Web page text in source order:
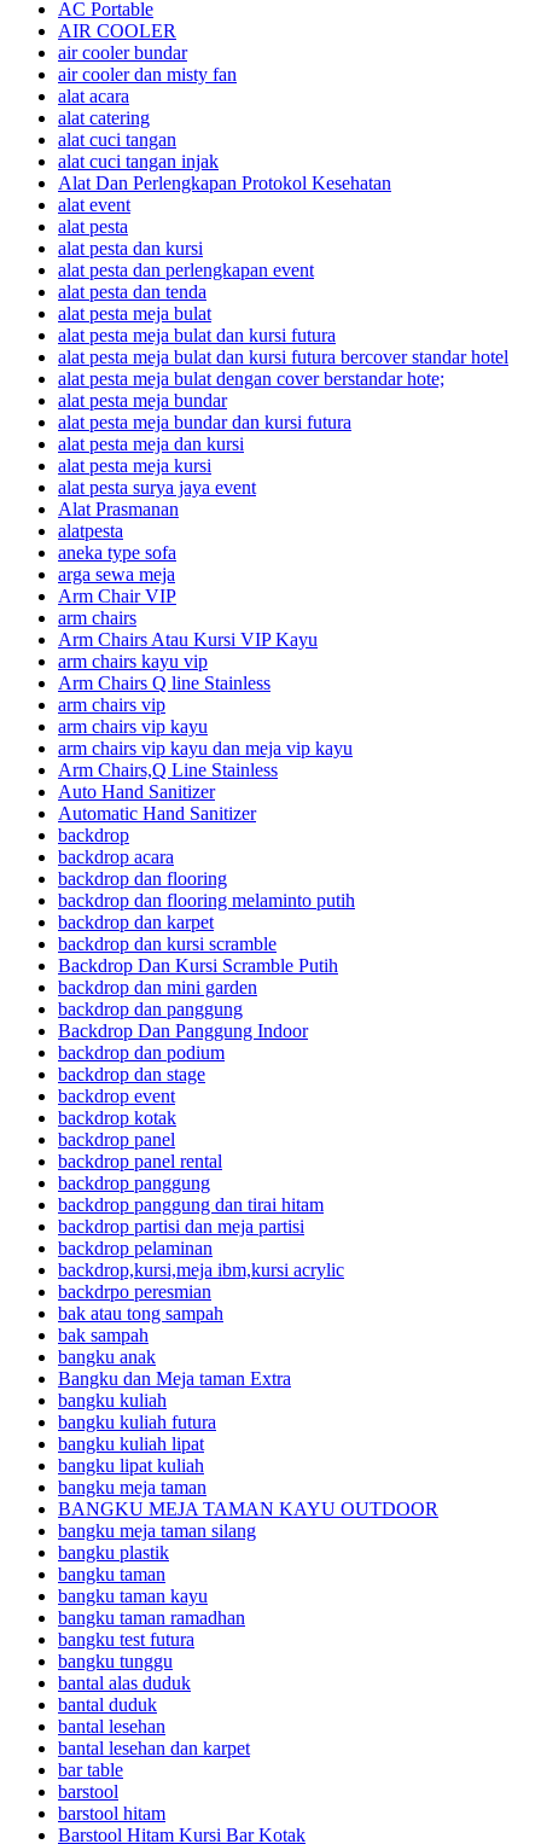
AC Portable
AIR COOLER
air cooler bundar
air cooler dan misty fan
alat acara
alat catering
alat cuci tangan
alat cuci tangan injak
Alat Dan Perlengkapan Protokol Kesehatan
alat event
alat pesta
alat pesta dan kursi
alat pesta dan perlengkapan event
alat pesta dan tenda
alat pesta meja bulat
alat pesta meja bulat dan kursi futura
alat pesta meja bulat dan kursi futura bercover standar hotel
alat pesta meja bulat dengan cover berstandar hote;
alat pesta meja bundar
alat pesta meja bundar dan kursi futura
alat pesta meja dan kursi
alat pesta meja kursi
alat pesta surya jaya event
Alat Prasmanan
alatpesta
aneka type sofa
arga sewa meja
Arm Chair VIP
arm chairs
Arm Chairs Atau Kursi VIP Kayu
arm chairs kayu vip
Arm Chairs Q line Stainless
arm chairs vip
arm chairs vip kayu
arm chairs vip kayu dan meja vip kayu
Arm Chairs,Q Line Stainless
Auto Hand Sanitizer
Automatic Hand Sanitizer
backdrop
backdrop acara
backdrop dan flooring
backdrop dan flooring melaminto putih
backdrop dan karpet
backdrop dan kursi scramble
Backdrop Dan Kursi Scramble Putih
backdrop dan mini garden
backdrop dan panggung
Backdrop Dan Panggung Indoor
backdrop dan podium
backdrop dan stage
backdrop event
backdrop kotak
backdrop panel
backdrop panel rental
backdrop panggung
backdrop panggung dan tirai hitam
backdrop partisi dan meja partisi
backdrop pelaminan
backdrop,kursi,meja ibm,kursi acrylic
backdrpo peresmian
bak atau tong sampah
bak sampah
bangku anak
Bangku dan Meja taman Extra
bangku kuliah
bangku kuliah futura
bangku kuliah lipat
bangku lipat kuliah
bangku meja taman
BANGKU MEJA TAMAN KAYU OUTDOOR
bangku meja taman silang
bangku plastik
bangku taman
bangku taman kayu
bangku taman ramadhan
bangku test futura
bangku tunggu
bantal alas duduk
bantal duduk
bantal lesehan
bantal lesehan dan karpet
bar table
barstool
barstool hitam
Barstool Hitam Kursi Bar Kotak